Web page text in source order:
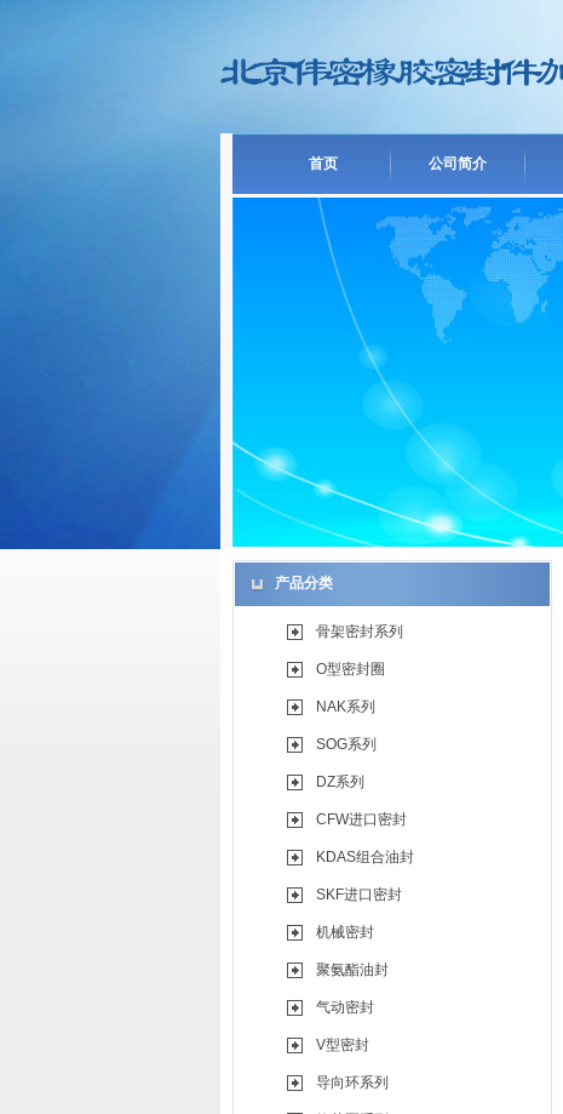
首页 公司简介
产品分类
骨架密封系列
O型密封圈
NAK系列
SOG系列
DZ系列
CFW进口密封
KDAS组合油封
SKF进口密封
机械密封
聚氨酯油封
气动密封
V型密封
导向环系列